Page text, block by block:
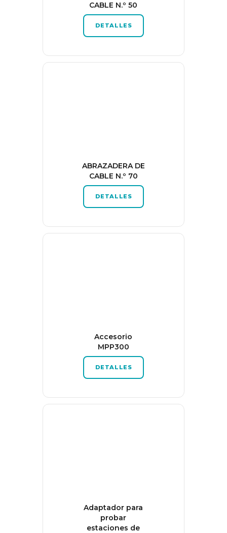
CABLE N.º 50
DETALLES
ABRAZADERA DE
CABLE N.º 70
DETALLES
Accesorio
MPP300
DETALLES
Adaptador para
probar
estaciones de